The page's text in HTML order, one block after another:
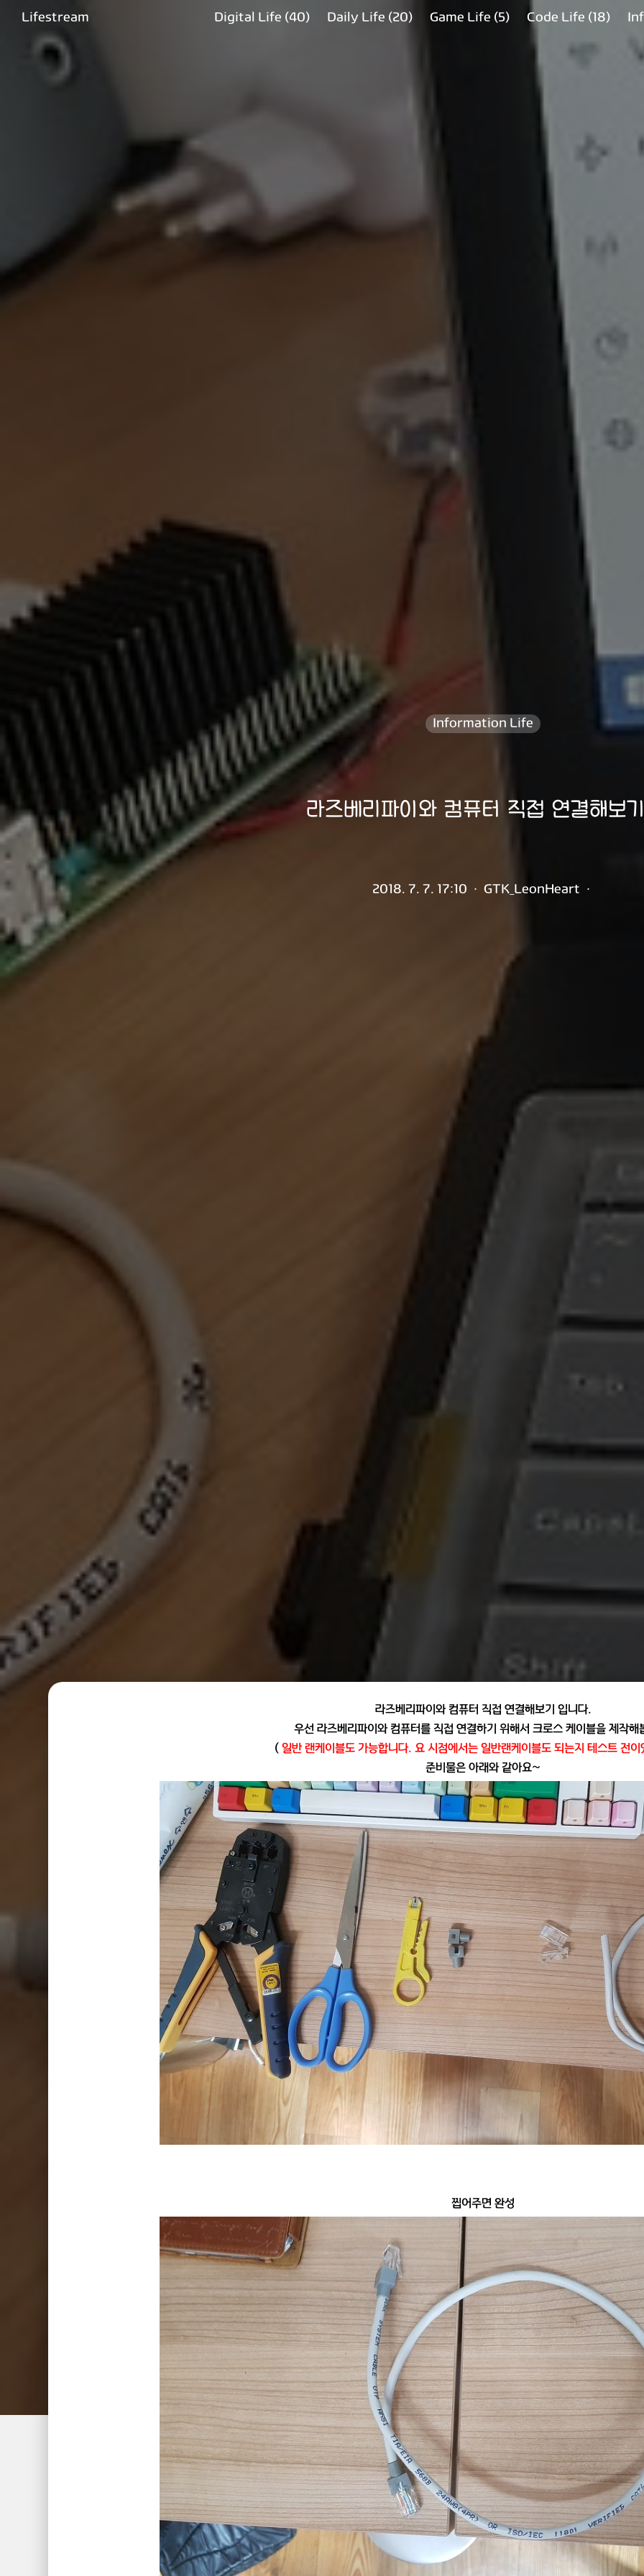
Lifestream Digital Life (40) Daily Life (20) Game Life (5) Code Life (18)
Information Life
라즈베리파이와 컴퓨터 직접 연결해보
2018. 7. 7. 17:10 · GTK_LeonHeart ·
라즈베리파이와 컴퓨터 직접 연결해보기 입니다.
우선 라즈베리파이와 컴퓨터를 직접 연결하기 위해서 크로스 케이블을 제작해
( 일반 랜케이블도 가능합니다. 요 시점에서는 일반랜케이블도 되는지 테스트 전이
준비물은 아래와 같아요~
찝어주면 완성